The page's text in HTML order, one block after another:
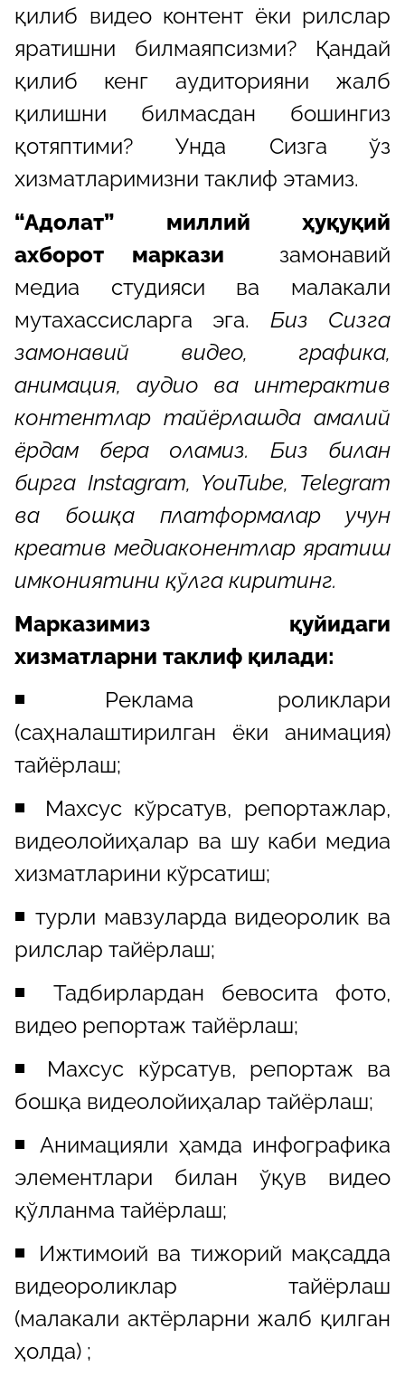
қилиб видео контент ёки рилслар
яратишни билмаяпсизми? Қандай
қилиб кенг аудиторияни жалб
қилишни билмасдан бошингиз
қотяптими? Унда Сизга ўз
хизматларимизни таклиф этамиз.
“Адолат” миллий ҳуқуқий
ахборот маркази
замонавий
медиа студияси ва малакали
мутахассисларга эга. Биз Сизга
замонавий видео, графика,
анимация, аудио ва интерактив
контентлар тайёрлашда амалий
ёрдам бера оламиз. Биз билан
бирга Instagram, YouTube, Telegram
ва бошқа платформалар учун
креатив медиаконентлар яратиш
имкониятини қўлга киритинг.
Марказимиз қуйидаги
хизматларни таклиф қилади:
◾️Реклама роликлари
(саҳналаштирилган ёки анимация)
тайёрлаш;
◾️ Махсус кўрсатув, репортажлар,
видеолойиҳалар ва шу каби медиа
хизматларини кўрсатиш;
◾️ турли мавзуларда видеоролик ва
рилслар тайёрлаш;
◾️ Тадбирлардан бевосита фото,
видео репортаж тайёрлаш;
◾️ Махсус кўрсатув, репортаж ва
бошқа видеолойиҳалар тайёрлаш;
◾️ Анимацияли ҳамда инфографика
элементлари билан ўқув видео
қўлланма тайёрлаш;
◾️ Ижтимоий ва тижорий мақсадда
видеороликлар тайёрлаш
(малакали актёрларни жалб қилган
ҳолда) ;